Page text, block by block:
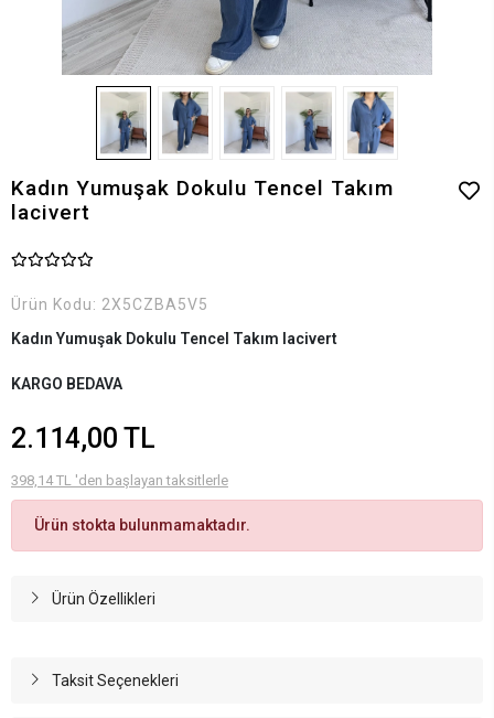
Kadın Yumuşak Dokulu Tencel Takım
lacivert
Ürün Kodu: 2X5CZBA5V5
Kadın Yumuşak Dokulu Tencel Takım lacivert
KARGO BEDAVA
2.114,00 TL
398,14 TL 'den başlayan taksitlerle
Ürün stokta bulunmamaktadır.
Ürün Özellikleri
Taksit Seçenekleri